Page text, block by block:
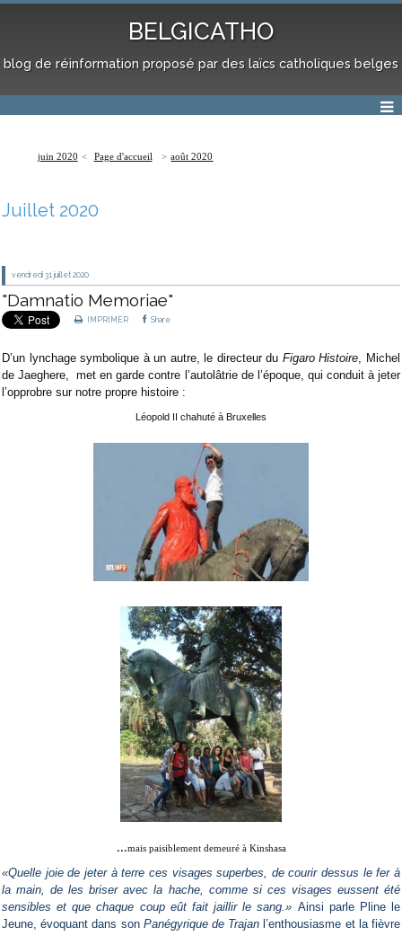
BELGICATHO
blog de réinformation proposé par des laïcs catholiques belges
juin 2020 Page d'accueil août 2020
Juillet 2020
vendredi 31 juillet 2020
"Damnatio Memoriae"
IMPRIMER Share
D’un lynchage symbolique à un autre, le directeur du Figaro Histoire, Michel
de Jaeghere,
met en garde contre l’autolâtrie de l’époque, qui conduit à jeter
l’opprobre sur notre propre histoire :
Léopold II chahuté à Bruxelles
...mais paisiblement demeuré à Kinshasa
«Quelle joie de jeter à terre ces visages superbes, de courir dessus le fer à
la main, de les briser avec la hache, comme si ces visages eussent été
sensibles et que chaque coup eût fait jaillir le sang.» Ainsi parle Pline le
Jeune, évoquant dans son Panégyrique de Trajan l’enthousiasme et la fièvre